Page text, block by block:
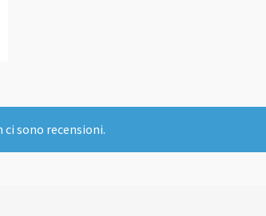
ci sono recensioni.